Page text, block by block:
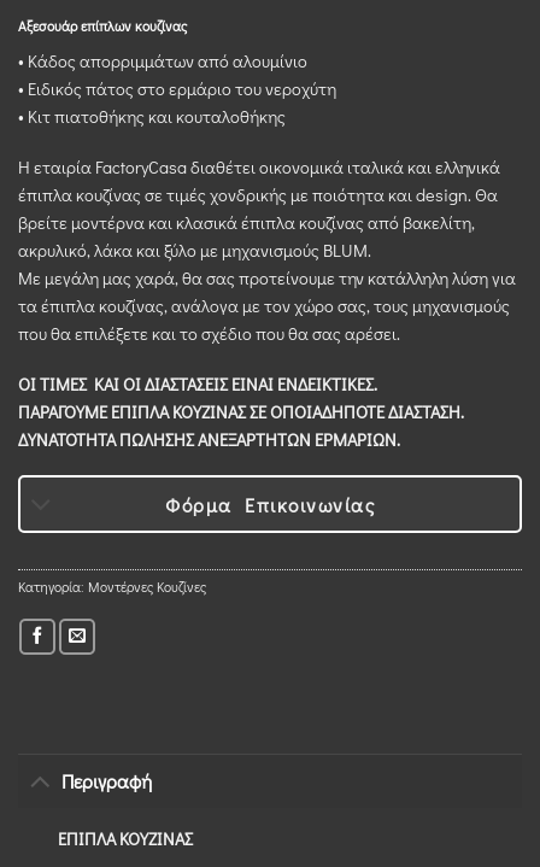
Αξεσουάρ επίπλων κουζίνας
• Κάδος απορριμμάτων από αλουμίνιο
• Ειδικός πάτος στο ερμάριο του νεροχύτη
• Κιτ πιατοθήκης και κουταλοθήκης
Η εταιρία FactoryCasa διαθέτει οικονομικά ιταλικά και ελληνικά
έπιπλα κουζίνας σε τιμές χονδρικής με ποιότητα και design. Θα
βρείτε μοντέρνα και κλασικά έπιπλα κουζίνας από βακελίτη,
ακρυλικό, λάκα και ξύλο με μηχανισμούς BLUM.
Με μεγάλη μας χαρά, θα σας προτείνουμε την κατάλληλη λύση για
τα έπιπλα κουζίνας, ανάλογα με τον χώρο σας, τους μηχανισμούς
που θα επιλέξετε και το σχέδιο που θα σας αρέσει.
ΟΙ ΤΙΜΕΣ ΚΑΙ ΟΙ ΔΙΑΣΤΑΣΕΙΣ ΕΙΝΑΙ ΕΝΔΕΙΚΤΙΚΕΣ.
ΠΑΡΑΓΟΥΜΕ ΕΠΙΠΛΑ ΚΟΥΖΙΝΑΣ ΣΕ ΟΠΟΙΑΔΗΠΟΤΕ ΔΙΑΣΤΑΣΗ.
ΔΥΝΑΤΟΤΗΤΑ ΠΩΛΗΣΗΣ ΑΝΕΞΑΡΤΗΤΩΝ ΕΡΜΑΡΙΩΝ.
Φόρμα Επικοινωνίας
Κατηγορία: Μοντέρνες Κουζίνες
Περιγραφή
ΕΠΙΠΛΑ ΚΟΥΖΙΝΑΣ